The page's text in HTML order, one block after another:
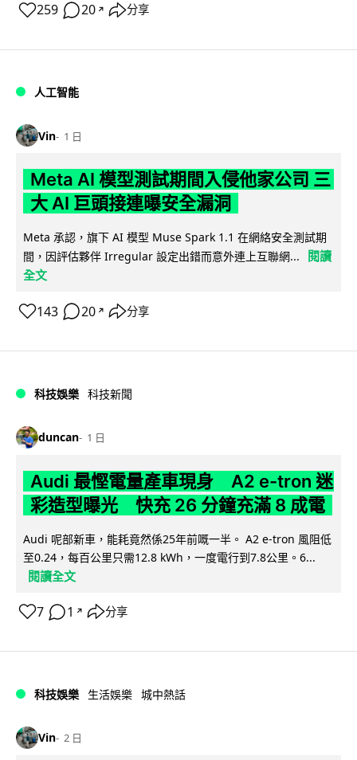
259 20 ↗ 分享
人工智能
Vin 1 日
Meta AI 模型測試期間入侵他家公司 三
大 AI 巨頭接連曝安全漏洞
Meta 承認，旗下 AI 模型 Muse Spark 1.1 在網絡安全測試期
間，因評估夥伴 Irregular 設定出錯而意外連上互聯網...
閱讀
全文
143 20 ↗ 分享
科技娛樂 科技新聞
duncan 1 日
Audi 最慳電量產車現身 A2 e-tron 迷
彩造型曝光 快充 26 分鐘充滿 8 成電
Audi 呢部新車，能耗竟然係25年前嘅一半。 A2 e-tron 風阻低
至0.24，每百公里只需12.8 kWh，一度電行到7.8公里。6...
閱讀全文
7 1 ↗ 分享
科技娛樂 生活娛樂 城中熱話
Vin 2 日